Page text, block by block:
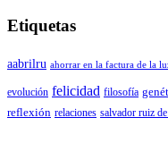
Etiquetas
aabrilru ahorrar en la factura de la
evolución felicidad filosofía
reflexión relaciones salvador ruiz